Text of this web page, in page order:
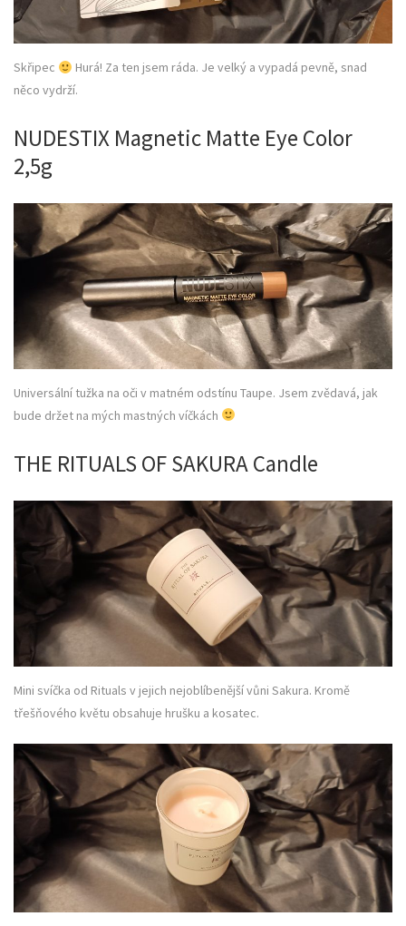
Skřipec
Hurá! Za ten jsem ráda. Je velký a vypadá pevně, snad
něco vydrží.
NUDESTIX Magnetic Matte Eye Color
2,5g
Universální tužka na oči v matném odstínu Taupe. Jsem zvědavá, jak
bude držet na mých mastných víčkách
THE RITUALS OF SAKURA Candle
Mini svíčka od Rituals v jejich nejoblíbenější vůni Sakura. Kromě
třešňového květu obsahuje hrušku a kosatec.